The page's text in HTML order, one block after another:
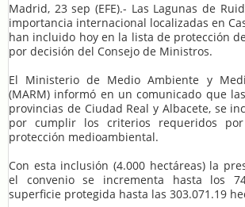
Madrid, 23 sep (EFE).- Las Lagunas de
importancia internacional localizadas en
han incluido hoy en la lista de protección
por decisión del Consejo de Ministros.
El Ministerio de Medio Ambiente y
(MARM) informó en un comunicado que
provincias de Ciudad Real y Albacete, se
por cumplir los criterios requeridos
protección medioambiental.
Con esta inclusión (4.000 hectáreas) la
el convenio se incrementa hasta los
superficie protegida hasta las 303.071.19